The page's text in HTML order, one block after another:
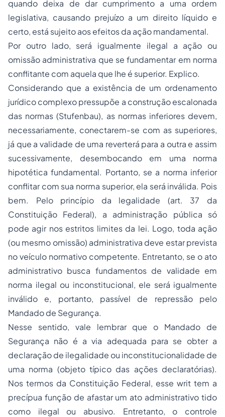
quando deixa de dar cumprimento a uma ordem
legislativa, causando prejuízo a um direito líquido e
certo, está sujeito aos efeitos da ação mandamental.
Por outro lado, será igualmente ilegal a ação ou
omissão administrativa que se fundamentar em norma
conflitante com aquela que lhe é superior. Explico.
Considerando que a existência de um ordenamento
jurídico complexopressupõe a construção escalonada
das normas (Stufenbau), as normas inferiores devem,
necessariamente, conectarem-se com as superiores,
já que a validade de uma reverterá para a outra e assim
sucessivamente, desembocando em uma norma
hipotética fundamental. Portanto, se a norma inferior
conflitar com sua norma superior, ela será inválida. Pois
bem. Pelo princípio da legalidade (art. 37 da
Constituição Federal), a administração pública só
pode agir nos estritos limites da lei. Logo, toda ação
(ou mesmo omissão) administrativa deve estar prevista
no veículo normativo competente. Entretanto, se o ato
administrativo busca fundamentos de validade em
norma ilegal ou inconstitucional, ele será igualmente
inválido e, portanto, passível de repressão pelo
Mandado de Segurança.
Nesse sentido, vale lembrar que o Mandado de
Segurança não é a via adequada para se obter a
declaração de ilegalidade ou inconstitucionalidade de
uma norma (objeto típico das ações declaratórias).
Nos termos da Constituição Federal, esse writ tem a
precípua função de afastar um ato administrativo tido
como ilegal ou abusivo. Entretanto, o controle